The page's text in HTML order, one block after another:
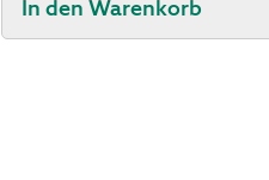
In den Warenkorb